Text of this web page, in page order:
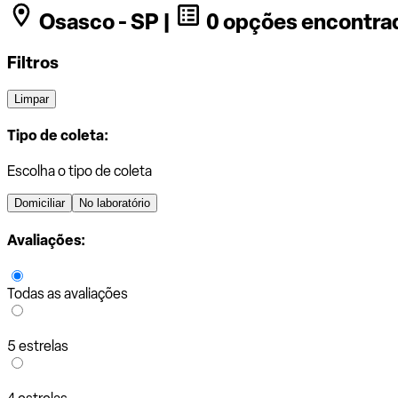
Osasco - SP | 0 opções
Filtros
Limpar
Tipo de coleta:
Escolha o tipo de coleta
Domiciliar No laboratório
Avaliações:
Todas as avaliações
5 estrelas